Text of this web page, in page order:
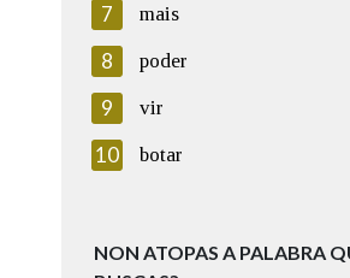
7 mais
8 poder
9 vir
10 botar
NON ATOPAS A PALABRA